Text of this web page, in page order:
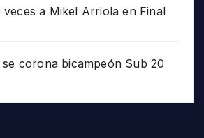
veces a Mikel Arriola en Final
se corona bicampeón Sub 20